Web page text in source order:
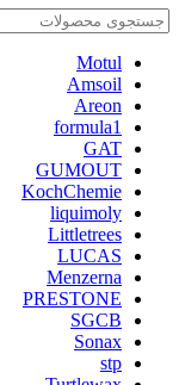
Motul
Amsoil
Areon
formula1
GAT
GUMOUT
KochChemie
liquimoly
Littletrees
LUCAS
Menzerna
PRESTONE
SGCB
Sonax
stp